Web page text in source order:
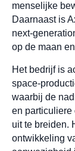
menselijke
Daarnaast is
next-
op de maan
Het bedrijf is
space-
waarbij de
en particuliere
uit te breiden.
ontwikkeling